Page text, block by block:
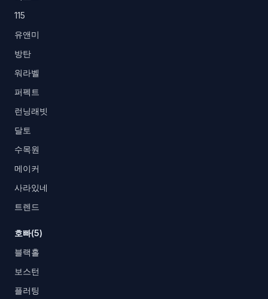
115
유앤미
방탄
워라벨
퍼펙트
런닝래빗
달토
수목원
메이커
사라있네
트렌드
호빠(5)
블랙홀
보스턴
플러팅